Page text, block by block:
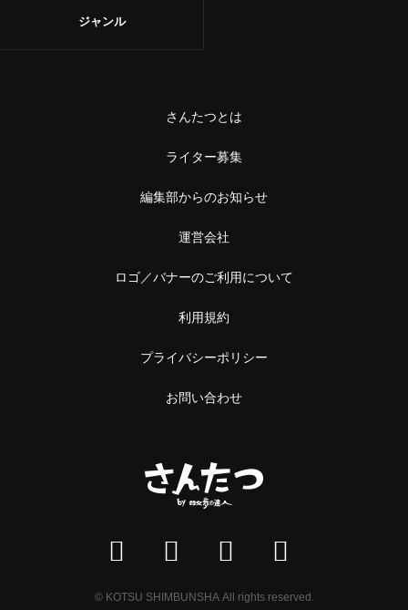
ジャンル
さんたつとは
ライター募集
編集部からのお知らせ
運営会社
ロゴ／バナーのご利用について
利用規約
プライバシーポリシー
お問い合わせ
© KOTSU SHIMBUNSHA All rights reserved.